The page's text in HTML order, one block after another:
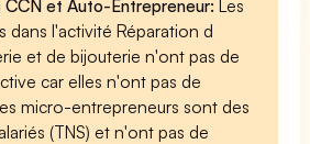
CCN et Auto-Entrepreneur: Les
dans l'activité Réparation d
et de bijouterie n'ont pas de
car elles n'ont pas de
micro-entrepreneurs sont des
(TNS) et n'ont pas de